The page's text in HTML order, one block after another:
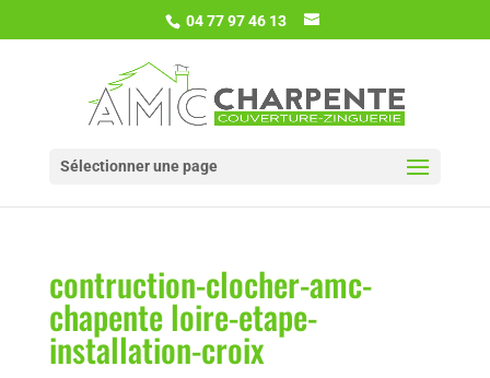
04 77 97 46 13
Sélectionner une page
contruction-clocher-amc-
chapente loire-etape-
installation-croix